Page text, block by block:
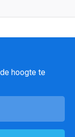
hoogte te